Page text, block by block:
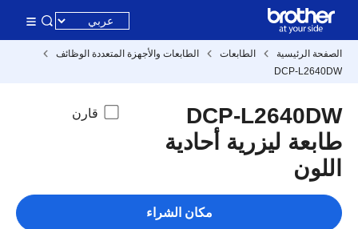
الصفحة الرئيسية الطابعات
الطابعات والأجهزة المتعددة الوظائف
DCP-L2640DW
DCP-L2640DW
طابعة ليزرية أحادية
اللون
قارن
مكان الشراء